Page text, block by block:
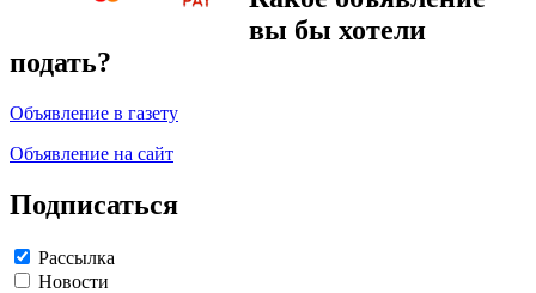
вы бы хотели
подать?
Объявление в газету
Объявление на сайт
Подписаться
Рассылка
Новости